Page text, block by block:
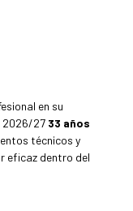
en su
2026/27 33 años
técnicos y
eficaz dentro del